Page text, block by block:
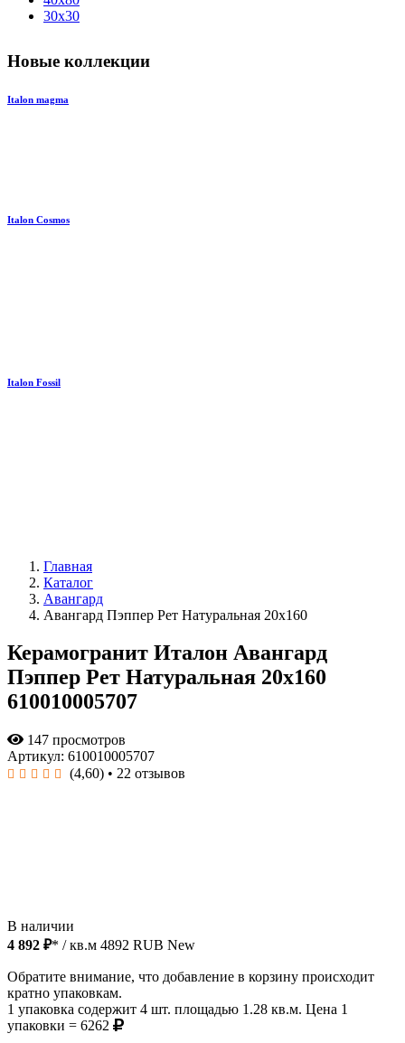
30x30
Новые коллекции
Italon magma
Italon Cosmos
Italon Fossil
Главная
Каталог
Авангард
Авангард Пэппер Рет Натуральная 20x160
Керамогранит Италон Авангард
Пэппер Рет Натуральная 20x160
610010005707
147 просмотров
Артикул: 610010005707
(4,60) • 22 отзывов
В наличии
4 892 ₽* / кв.м 4892 RUB New
Обратите внимание, что добавление в корзину происходит
кратно упаковкам.
1 упаковка содержит 4 шт. площадью 1.28 кв.м. Цена 1
упаковки = 6262